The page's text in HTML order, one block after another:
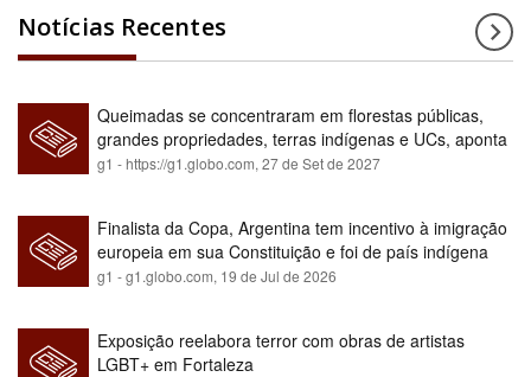
Notícias Recentes
Queimadas se concentraram em florestas públicas,
grandes propriedades, terras indígenas e UCs, aponta
relatório
g1 - https://g1.globo.com, 27 de Set de 2027
Finalista da Copa, Argentina tem incentivo à imigração
europeia em sua Constituição e foi de país indígena
para maioria branca
g1 - g1.globo.com, 19 de Jul de 2026
Exposição reelabora terror com obras de artistas
LGBT+ em Fortaleza